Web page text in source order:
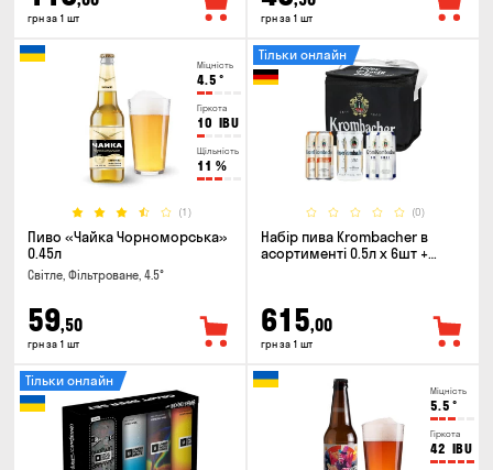
грн за 1 шт грн за 1 шт
Міцність
4.5 °
Гіркота
10 IBU
Щільність
11 %
(1)
Пиво «Чайка Чорноморська»
0.45л
Світле, Фільтроване, 4.5°
59,50
грн за 1 шт
(0)
Тільки онлайн
Набір пива Krombacher в
асортименті 0.5л х 6шт +
615,00
грн за 1 шт
Тільки онлайн
Міцність
5.5 °
Гіркота
42 IBU